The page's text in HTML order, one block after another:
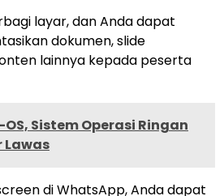
layar, dan Anda dapat
dokumen, slide
lainnya kepada peserta
OS, Sistem Operasi Ringan
Lawas
di WhatsApp, Anda dapat